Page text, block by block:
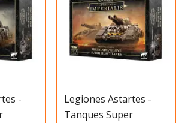
-
Legiones Astartes -
Tanques Super